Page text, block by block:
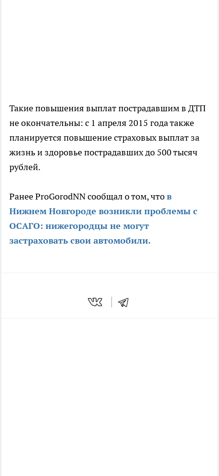
Такие повышения выплат пострадавшим в ДТП
не окончательны: с 1 апреля 2015 года также
планируется повышение страховых выплат за
жизнь и здоровье пострадавших до 500 тысяч
рублей.
Ранее ProGorodNN сообщал о том, чтов
Нижнем Новгороде возникли проблемы с
ОСАГО: нижегородцы не могут
застраховать свои автомобили.